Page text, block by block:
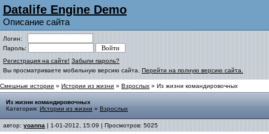
Datalife Engine Demo
Описание сайта
Логин:
Пароль:
Регистрация на сайте! Забыли пароль?
Вы просматриваете мобильную версию сайта. Перейти на полную версию сайта.
Смешные истории » Истории из жизни » Взрослых » Из жизни командировочных
Из жизни командировочных
Категория: Истории из жизни » Взрослых
автор: yoanna | 1-01-2012, 15:09 | Просмотров: 5025